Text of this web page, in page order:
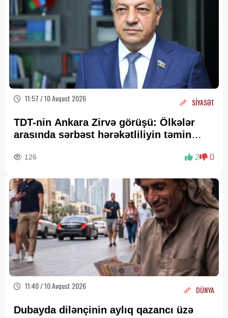
11:57 / 10 Avqust 2026 SİYASƏT
TDT-nin Ankara Zirvə görüşü: Ölkələr
arasında sərbəst hərəkətliliyin təmin
126 2 0
11:40 / 10 Avqust 2026 DÜNYA
Dubayda dilənçinin aylıq qazancı üzə